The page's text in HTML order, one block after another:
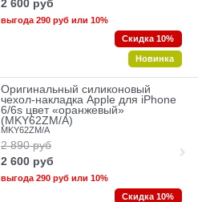
2 600 руб
выгода290 рубили 10%
Скидка 10%
Новинка
Оригинальный силиконовый
чехол-накладка Apple для iPhone
6/6s цвет «оранжевый»
(MKY62ZM/A)
MKY62ZM/A
2 890 руб
2 600 руб
выгода 290 рубили 10%
Скидка 10%